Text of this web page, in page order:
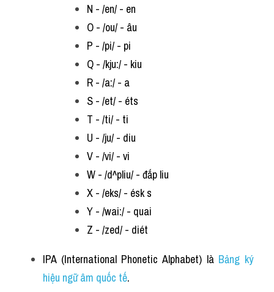
N - /en/ - en
O - /ou/ - âu
P - /pi/ - pi
Q - /kju:/ - kiu
R - /a:/ - a
S - /et/ - éts
T - /ti/ - ti
U - /ju/ - diu
V - /vi/ - vi
W - /d^pliu/ - đắp liu
X - /eks/ - ésk s
Y - /wai:/ - quai
Z - /zed/ - diét
IPA (International Phonetic Alphabet) là Bảng ký
hiệu ngữ âm quốc tế.